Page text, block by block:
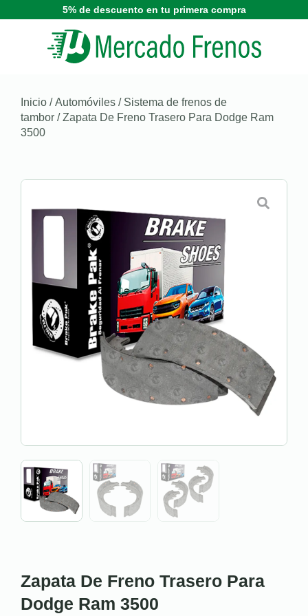
5% de descuento en tu primera compra
Inicio /Automóviles / Sistema de frenos de
tambor / Zapata De Freno Trasero Para Dodge Ram
3500
Zapata De Freno Trasero Para
Dodge Ram 3500